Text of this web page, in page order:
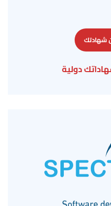
شهادتك
دولية